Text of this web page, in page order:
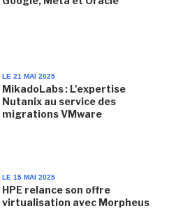
LE 21 MAI 2025
MikadoLabs : L'expertise
Nutanix au service des
migrations VMware
LE 15 MAI 2025
HPE relance son offre
virtualisation avec Morpheus